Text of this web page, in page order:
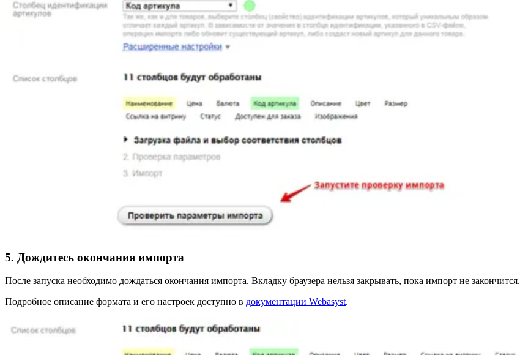
5. Дождитесь окончания импорта
После запуска необходимо дождаться окончания импорта. Вкладку браузера нельзя закрывать, пока импорт не закончится.
Подробное описание формата и его настроек доступно в документации Webasyst.